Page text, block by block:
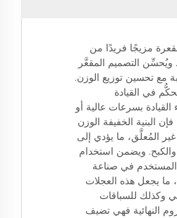
مزيجًا فريدًا من
ويُحسِّن التصميم المقعَّر
مع تحسين توزيع الوزن.
في القيادة
القيادة بسرعات عالية أو
البنية الخفيفة الوزن
المُعلَّق، ما يؤدي إلى
ويضمن استخدام
المستخدم في صناعة
ما يجعل هذه العجلات
وكذلك للسباقات
النهائية فهي تضيف